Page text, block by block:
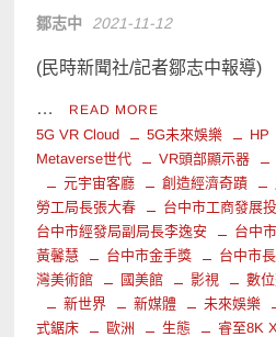
鄒志中 2021-11-12
(民時新聞社/記者鄒志中報導)
… READ MORE
5G VR Cloud 5G未來娛樂 HP
Metaverse世代
VR頭部顯示器
元宇宙客廳
創造經濟奇蹟
勞工局長張大春
台中市工商發展
台中市經發局副局長李逸安
台中
黃馨慧
台中市金手獎 台中市
灣美術館
國美館 影視 數
新世界
新媒體 未來娛樂
式鋸床
歐洲 生態 睿至8K